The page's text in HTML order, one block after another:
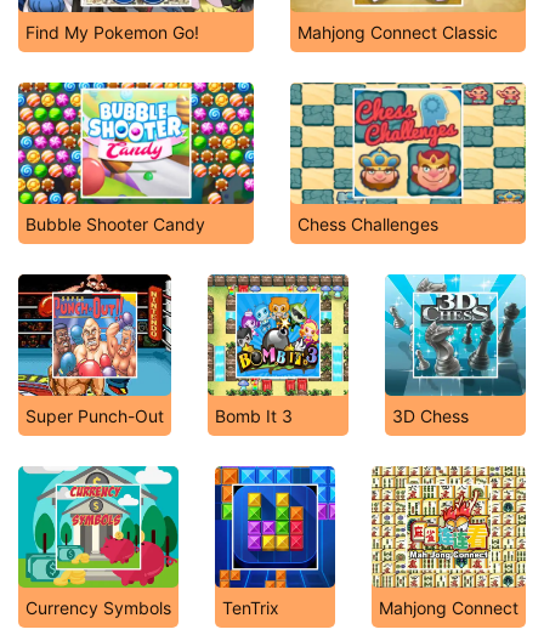
Find My Pokemon Go! Mahjong Connect Classic
Bubble Shooter Candy Chess Challenges
Super Punch-Out Bomb It 3 3D Chess
Currency Symbols TenTrix Mahjong Connect